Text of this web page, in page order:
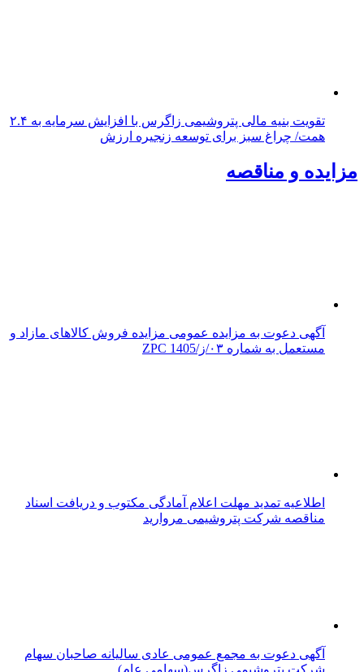
تقویت بنیه مالی پتروشیمی زاگرس با افزایش سرمایه به ۲.۴
همت/ چراغ سبز برای توسعه زنجیره ارزش
مزایده و مناقصه
آگهی دعوت به مزایده عمومی مزایده فروش کالاهای مازاد و
مستعمل به شماره ۰۳/ز/ZPC 1405
اطلاعیه تمدید مهلت اعلام آمادگی مکتوب و دریافت اسناد
مناقصه شرکت پتروشیمی مروارید
آگهی دعوت به مجمع عمومی عادی سالیانه صاحبان سهام
شرکت پتروشیمی زاگرس(سهامی عام)